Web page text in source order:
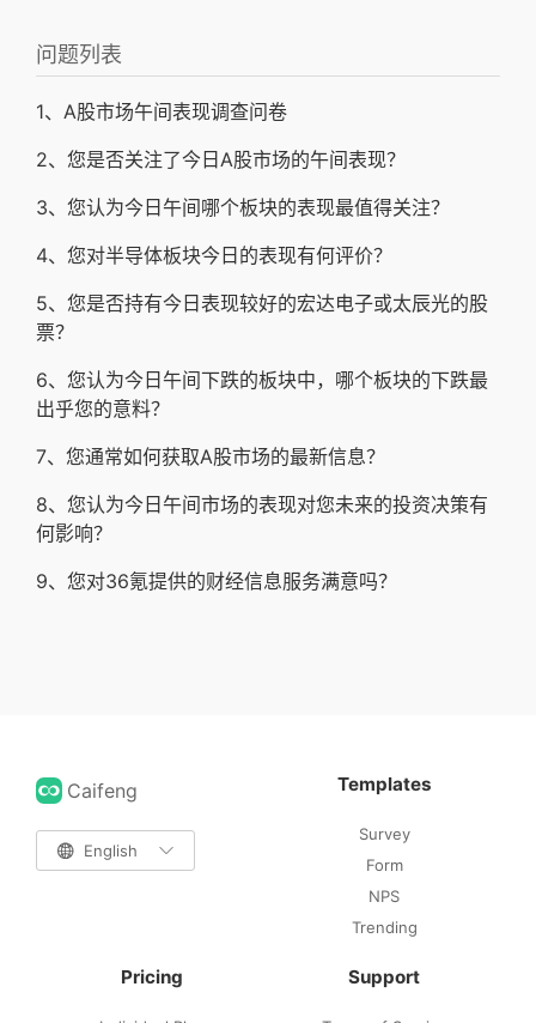
问题列表
1、A股市场午间表现调查问卷
2、您是否关注了今日A股市场的午间表现？
3、您认为今日午间哪个板块的表现最值得关注？
4、您对半导体板块今日的表现有何评价？
5、您是否持有今日表现较好的宏达电子或太辰光的股
票？
6、您认为今日午间下跌的板块中，哪个板块的下跌最
出乎您的意料？
7、您通常如何获取A股市场的最新信息？
8、您认为今日午间市场的表现对您未来的投资决策有
何影响？
9、您对36氪提供的财经信息服务满意吗？
Caifeng
 English 
Templates
Survey
Form
NPS
Trending
Pricing Support